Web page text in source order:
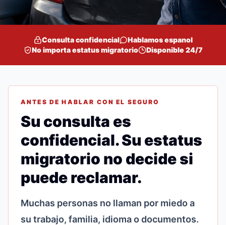
Consulta confidencial
Hablamos espanol
No importa estatus migratorio
Disponible 24/7
ANTES DE HABLAR CON EL SEGURO
Su consulta es
confidencial. Su estatus
migratorio no decide si
puede reclamar.
Muchas personas no llaman por miedo a
su trabajo, familia, idioma o documentos.